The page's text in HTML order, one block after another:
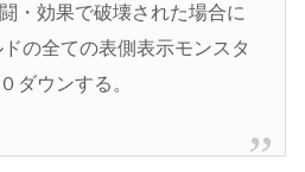
・効果で破壊された場合に
の全ての表側表示モンスタ
ダウンする。